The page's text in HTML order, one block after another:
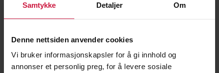
Samtykke Detaljer Om
Denne nettsiden anvender cookies
Vi bruker informasjonskapsler for å gi innhold og
annonser et personlig preg, for å levere sosiale